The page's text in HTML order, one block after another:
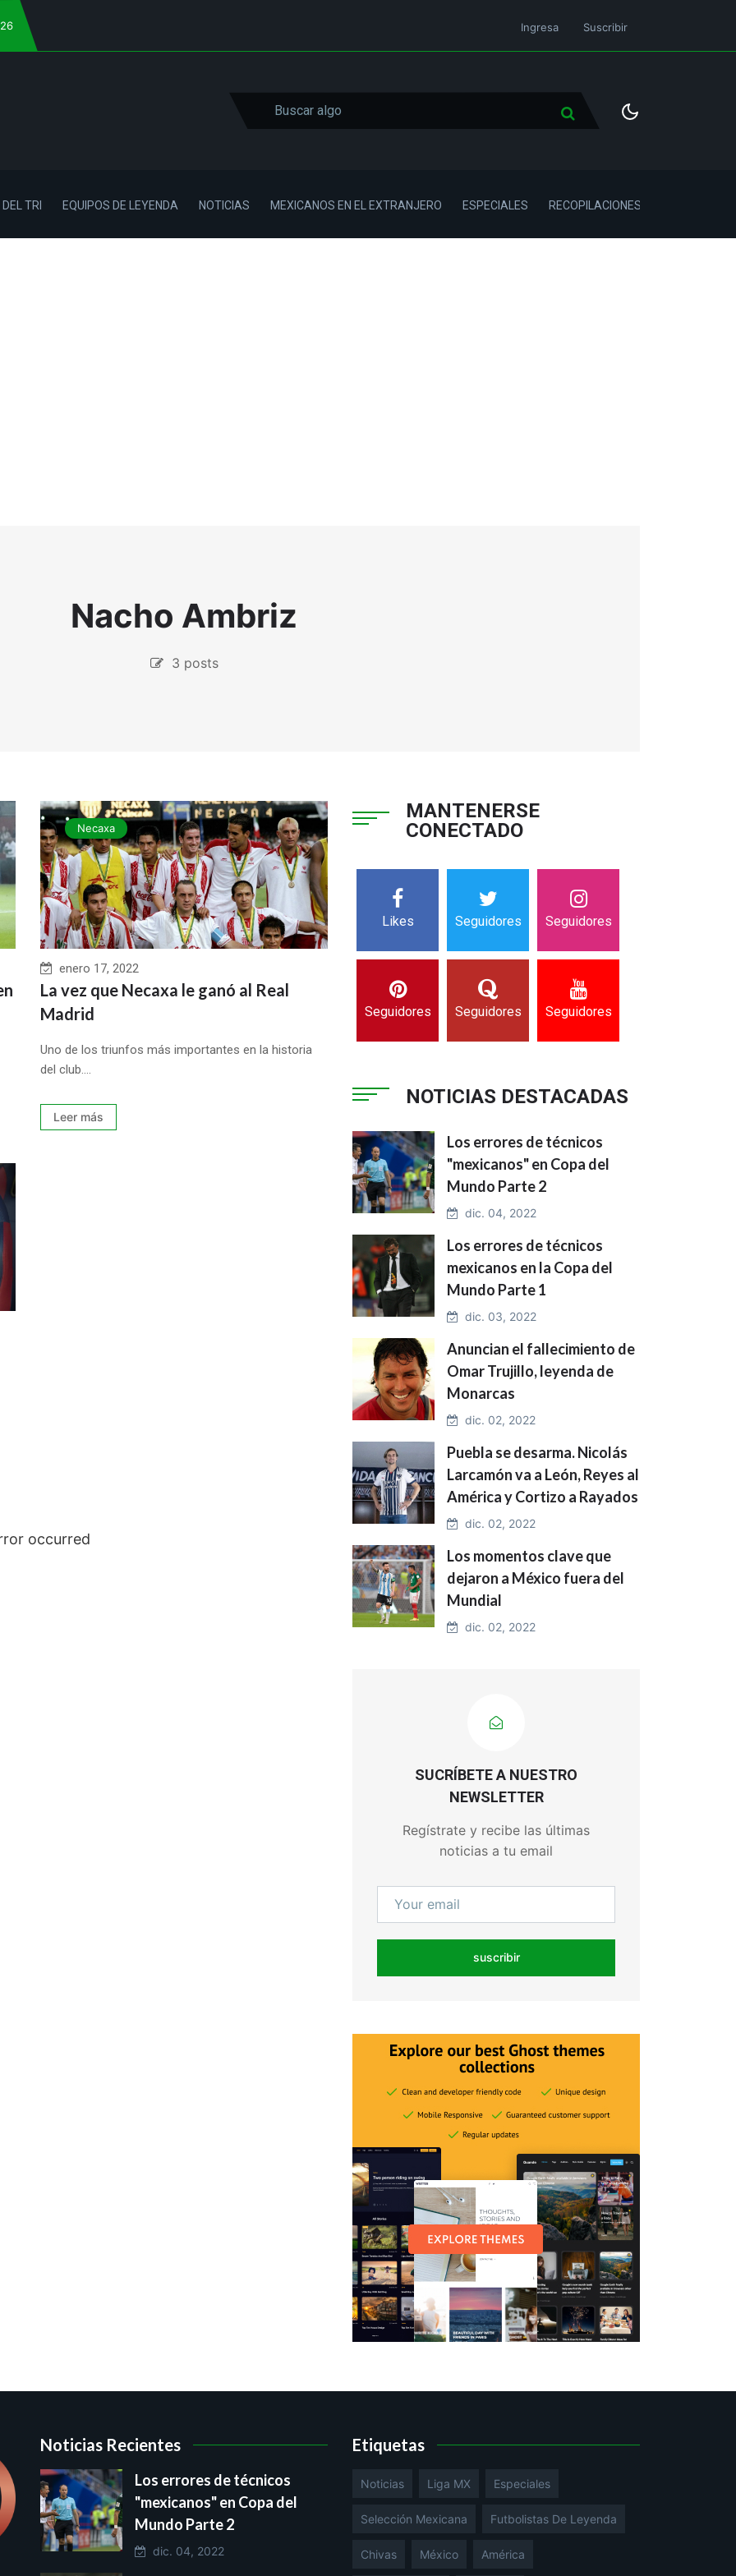
Ingresa Suscribir
TRI EQUIPOS DE LEYENDA NOTICIAS MEXICANOS EN EL EXTRANJERO ESPECIALES RECOPILACIONES
Nacho Ambriz
3 posts
Necaxa
enero 17, 2022
La vez que Necaxa le ganó al Real
Madrid
Uno de los triunfos más importantes en la historia
del club....
Leer más
occurred
MANTENERSE
CONECTADO
Likes Seguidores Seguidores
Seguidores Seguidores Seguidores
NOTICIAS DESTACADAS
Los errores de técnicos
"mexicanos" en Copa del
Mundo Parte 2
dic. 04, 2022
Los errores de técnicos
mexicanos en la Copa del
Mundo Parte 1
dic. 03, 2022
Anuncian el fallecimiento de
Omar Trujillo, leyenda de
Monarcas
dic. 02, 2022
Puebla se desarma. Nicolás
Larcamón va a León, Reyes al
América y Cortizo a Rayados
dic. 02, 2022
Los momentos clave que
dejaron a México fuera del
Mundial
dic. 02, 2022
SUCRÍBETE A NUESTRO
NEWSLETTER
Regístrate y recibe las últimas
noticias a tu email
suscribir
Noticias Recientes
Los errores de técnicos
"mexicanos" en Copa del
Mundo Parte 2
dic. 04, 2022
Etiquetas
Noticias Liga MX Especiales
Selección Mexicana Futbolistas De Leyenda
Chivas México América